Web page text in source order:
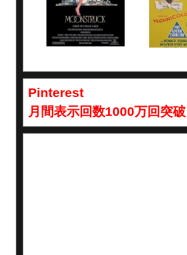
Pinterest
月間表示回数1000万回突